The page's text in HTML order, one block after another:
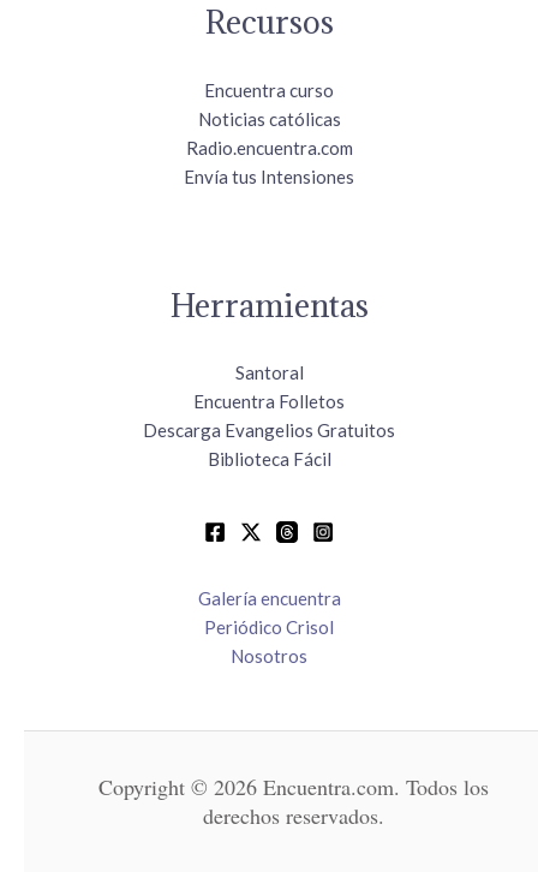
Recursos
Encuentra curso
Noticias católicas
Radio.encuentra.com
Envía tus Intensiones
Herramientas
Santoral
Encuentra Folletos
Descarga Evangelios Gratuitos
Biblioteca Fácil
Galería encuentra
Periódico Crisol
Nosotros
Copyright © 2026 Encuentra.com. Todos los
derechos reservados.